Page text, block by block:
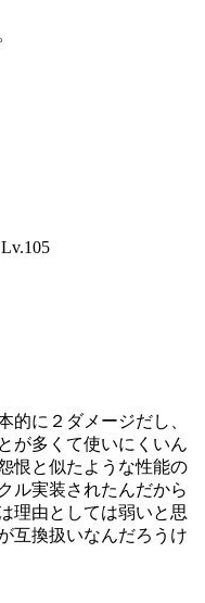
Lv.105
的に２ダメージだし、
が多くて使いにくいん
恨と似たような性能の
ル実装されたんだから
理由としては弱いと思
互換扱いなんだろうけ